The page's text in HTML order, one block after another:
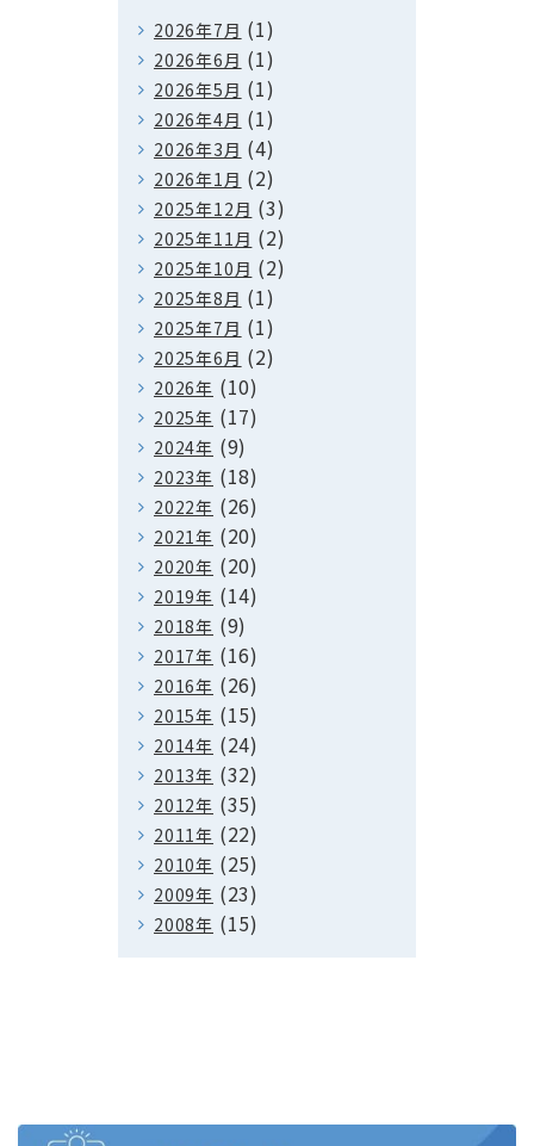
2026年7月 (1)
2026年6月 (1)
2026年5月 (1)
2026年4月 (1)
2026年3月 (4)
2026年1月 (2)
2025年12月 (3)
2025年11月 (2)
2025年10月 (2)
2025年8月 (1)
2025年7月 (1)
2025年6月 (2)
2026年 (10)
2025年 (17)
2024年 (9)
2023年 (18)
2022年 (26)
2021年 (20)
2020年 (20)
2019年 (14)
2018年 (9)
2017年 (16)
2016年 (26)
2015年 (15)
2014年 (24)
2013年 (32)
2012年 (35)
2011年 (22)
2010年 (25)
2009年 (23)
2008年 (15)